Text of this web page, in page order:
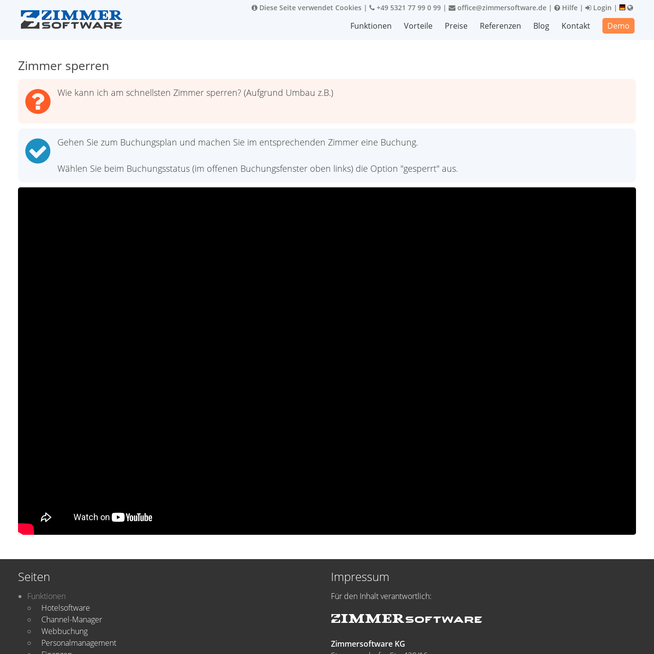
Diese Seite verwendet Cookies | +49 5321 77 99 0 99 | office@zimmersoftware.de | Hilfe | Login |
Funktionen Vorteile Preise Referenzen Blog Kontakt Demo
Zimmer sperren
Wie kann ich am schnellsten Zimmer sperren? (Aufgrund Umbau z.B.)
Gehen Sie zum Buchungsplan und machen Sie im entsprechenden Zimmer eine Buchung.
Wählen Sie beim Buchungsstatus (im offenen Buchungsfenster oben links) die Option "gesperrt" aus.
Seiten
Funktionen
Hotelsoftware
Channel-Manager
Webbuchung
Personalmanagement
Impressum
Für den Inhalt verantwortlich:
Zimmersoftware KG